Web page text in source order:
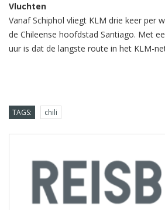
Vluchten
Vanaf Schiphol vliegt KLM drie keer per
de Chileense hoofdstad Santiago. Met
uur is dat de langste route in het KLM-
TAGS: chili